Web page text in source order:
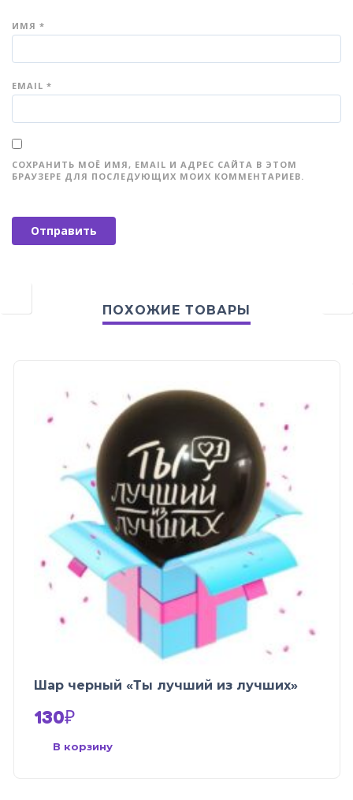
ИМЯ *
EMAIL *
СОХРАНИТЬ МОЁ ИМЯ, EMAIL И АДРЕС САЙТА В ЭТОМ
БРАУЗЕРЕ ДЛЯ ПОСЛЕДУЮЩИХ МОИХ КОММЕНТАРИЕВ.
ПОХОЖИЕ ТОВАРЫ
Шар черный «Ты лучший из лучших»
130₽
В корзину